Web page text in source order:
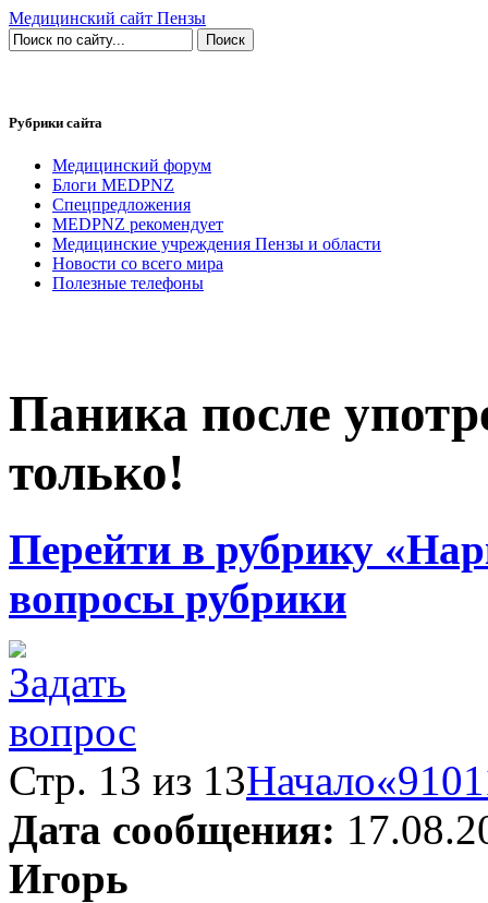
Медицинский сайт Пензы
Рубрики сайта
Медицинский форум
Блоги MEDPNZ
Спецпредложения
MEDPNZ рекомендует
Медицинские учреждения Пензы и области
Новости со всего мира
Полезные телефоны
Паника после
только!
Перейти в рубрику
вопросы рубрики
Стр. 13 из 13Начало«910
Дата сообщения:
Игорь